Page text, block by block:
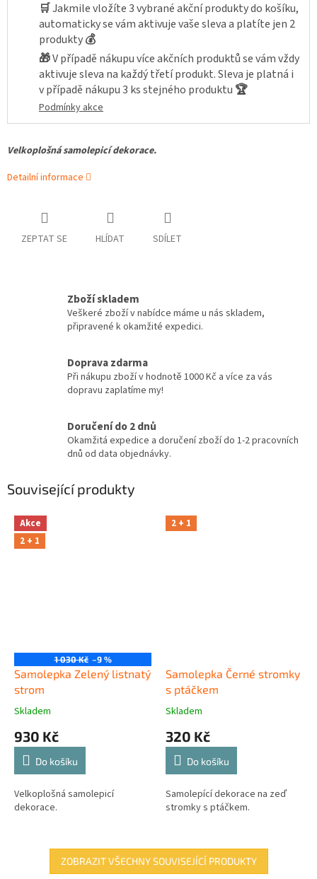
🛒Jakmile vložíte 3 vybrané akční produkty do košíku,
automaticky se vám aktivuje vaše sleva a platíte jen 2
produkty💰
🎁V případě nákupu více akčních produktů se vám vždy
aktivuje sleva na každý třetí produkt. Sleva je platná i
v případě nákupu 3 ks stejného produktu 🏆
Podmínky akce
Velkoplošná samolepicí dekorace.
Detailní informace
ZEPTAT SE HLÍDAT SDÍLET
Zboží skladem
Veškeré zboží v nabídce máme u nás skladem,
připravené k okamžité expedici.
Doprava zdarma
Při nákupu zboží v hodnotě 1000 Kč a více za vás
dopravu zaplatíme my!
Doručení do 2 dnů
Okamžitá expedice a doručení zboží do 1-2 pracovních
dnů od data objednávky.
Související produkty
Akce
2 + 1
1 030 Kč –9 %
Samolepka Zelený listnatý
strom
Skladem
930 Kč
Do košíku
Velkoplošná samolepicí
dekorace.
2 + 1
Samolepka Černé stromky
s ptáčkem
Skladem
320 Kč
Do košíku
Samolepící dekorace na zeď
stromky s ptáčkem.
ZOBRAZIT VŠECHNY SOUVISEJÍCÍ PRODUKTY